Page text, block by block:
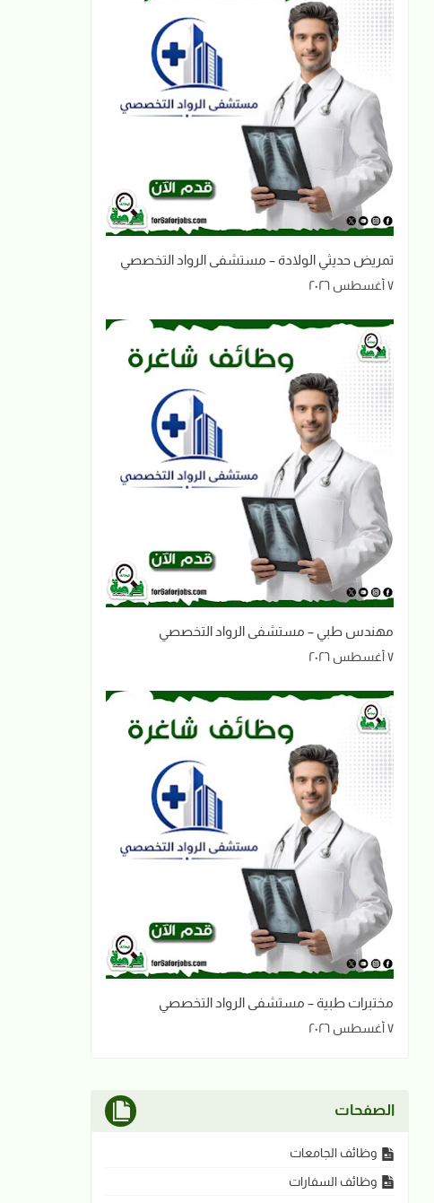
تمريض حديثي الولادة – مستشفى الرواد التخصصي
٧ أغسطس ٢٠٢٦
مهندس طبي – مستشفى الرواد التخصصي
٧ أغسطس ٢٠٢٦
مختبرات طبية – مستشفى الرواد التخصصي
٧ أغسطس ٢٠٢٦
الصفحات
وظائف الجامعات
وظائف السفارات